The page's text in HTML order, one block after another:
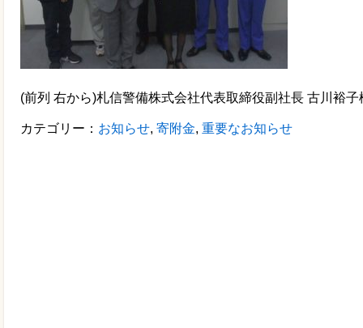
(前列 右から)札信警備株式会社代表取締役副社長 古川裕
カテゴリー： お知らせ, 寄附金, 重要なお知らせ